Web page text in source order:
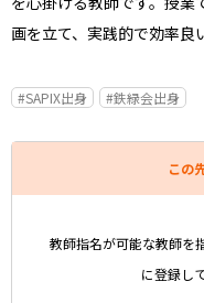
画を立て、実践的で効率良
#SAPIX出身 #鉄緑会出身
この
教師指名が可能な教師を
に登録し